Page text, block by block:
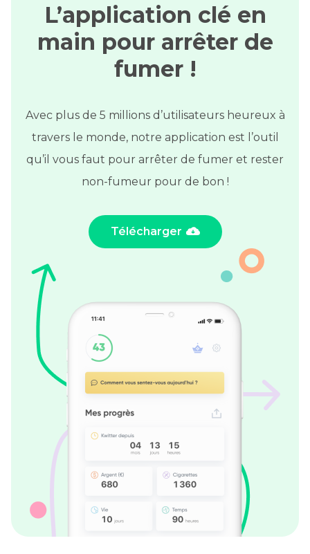
L’application clé en
main pour arrêter de
fumer !
Avec plus de 5 millions d’utilisateurs heureux à
travers le monde, notre application est l’outil
qu’il vous faut pour arrêter de fumer et rester
non-fumeur pour de bon !
Télécharger